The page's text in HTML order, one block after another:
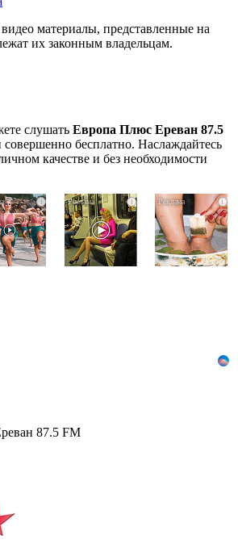
материалы, представленные на
их законным владельцам.
слушать Европа Плюс Ереван 87.5
бесплатно. Наслаждайтесь
качестве и без необходимости
i
Ржу
переставая,
это
видео
i
Королева
вагона
отожгла!
Видео
i
87.5 FM